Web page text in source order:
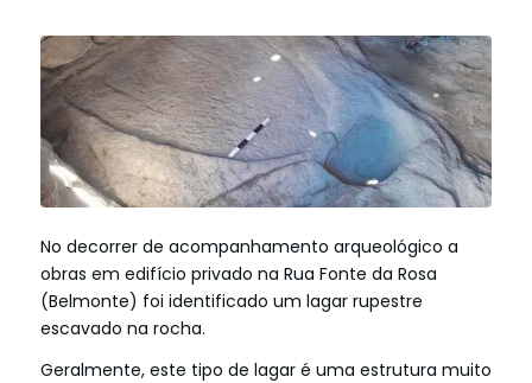
No decorrer de acompanhamento arqueológico a
obras em edifício privado na Rua Fonte da Rosa
(Belmonte) foi identificado um lagar rupestre
escavado na rocha.
Geralmente, este tipo de lagar é uma estrutura muito